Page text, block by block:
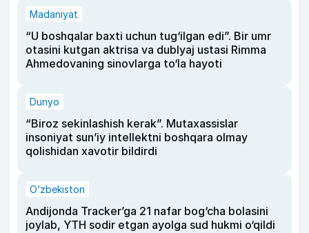
Madaniyat
“U boshqalar baxti uchun tug‘ilgan edi”. Bir umr
otasini kutgan aktrisa va dublyaj ustasi Rimma
Ahmedovaning sinovlarga to‘la hayoti
Dunyo
“Biroz sekinlashish kerak”. Mutaxassislar
insoniyat sun’iy intellektni boshqara olmay
qolishidan xavotir bildirdi
O‘zbekiston
Andijonda Tracker’ga 21 nafar bog‘cha bolasini
joylab, YTH sodir etgan ayolga sud hukmi o‘qildi